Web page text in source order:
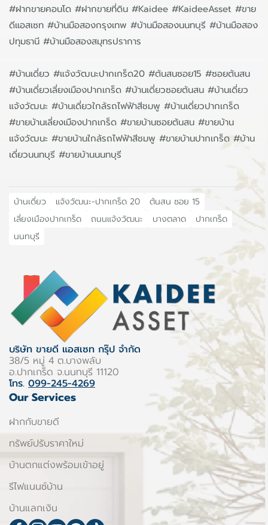
#ฝากขายคอนโด #ฝากขายที่ดิน #Kaidee #KaideeAsset #ขาย
ดีแอสเซท #บ้านมือสองกรุงเทพ #บ้านมือสองนนทบุรี #บ้านมือสอง
ปทุมธานี #บ้านมือสองสมุทรปราการ
#บ้านเดี่ยว #แจ้งวัฒนะปากเกร็ด20 #ต้นสนซอย15 #ซอยต้นสน
#บ้านเดี่ยวเลี่ยงเมืองปากเกร็ด #บ้านเดี่ยวซอยต้นสน #บ้านเดี่ยว
แจ้งวัฒนะ #บ้านเดี่ยวใกล้รถไฟฟ้าสีชมพู #บ้านเดี่ยวปากเกร็ด
#ขายบ้านเลี่ยงเมืองปากเกร็ด #ขายบ้านซอยต้นสน #ขายบ้าน
แจ้งวัฒนะ #ขายบ้านใกล้รถไฟฟ้าสีชมพู #ขายบ้านปากเกร็ด #บ้าน
เดี่ยวนนทบุรี #ขายบ้านนนทบุรี
บ้านเดี่ยว แจ้งวัฒนะ-ปากเกร็ด 20
ต้นสน ซอย 15
เลี่ยงเมืองปากเกร็ด
ถนนแจ้งวัฒนะ บางตลาด
ปากเกร็ด
นนทบุรี
บริษัท ขายดี แอสเซท กรุ๊ป จำกัด
38/5 หมู่ 4 ต.บางพลับ
อ.ปากเกร็ด จ.นนทบุรี 11120
โทร. 099-245-4269
Our Services
ฝากกับขายดี
ทรัพย์ปรับราคาใหม่
บ้านตกแต่งพร้อมเข้าอยู่
รีไฟแนนซ์บ้าน
บ้านแลกเงิน